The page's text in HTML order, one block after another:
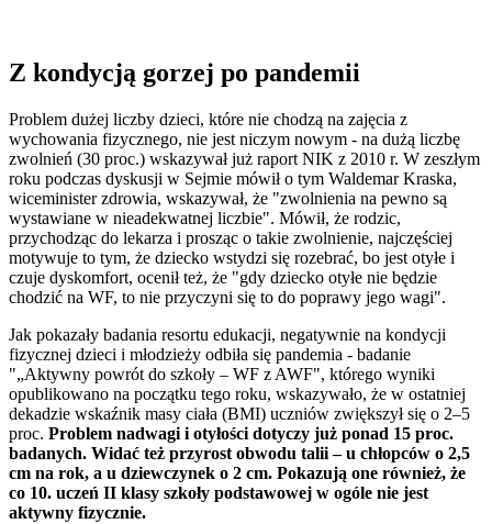
Z kondycją gorzej po pandemii
Problem dużej liczby dzieci, które nie chodzą na zajęcia z
wychowania fizycznego, nie jest niczym nowym - na dużą liczbę
zwolnień (30 proc.) wskazywał już raport NIK z 2010 r. W zeszłym
roku podczas dyskusji w Sejmie mówił o tym Waldemar Kraska,
wiceminister zdrowia, wskazywał, że "zwolnienia na pewno są
wystawiane w nieadekwatnej liczbie". Mówił, że rodzic,
przychodząc do lekarza i prosząc o takie zwolnienie, najczęściej
motywuje to tym, że dziecko wstydzi się rozebrać, bo jest otyłe i
czuje dyskomfort, ocenił też, że "gdy dziecko otyłe nie będzie
chodzić na WF, to nie przyczyni się to do poprawy jego wagi".
Jak pokazały badania resortu edukacji, negatywnie na kondycji
fizycznej dzieci i młodzieży odbiła się pandemia - badanie
"„Aktywny powrót do szkoły – WF z AWF", którego wyniki
opublikowano na początku tego roku, wskazywało, że w ostatniej
dekadzie wskaźnik masy ciała (BMI) uczniów zwiększył się o 2–5
proc. Problem nadwagi i otyłości dotyczy już ponad 15 proc.
badanych. Widać też przyrost obwodu talii – u chłopców o 2,5
cm na rok, a u dziewczynek o 2 cm. Pokazują one również, że
co 10. uczeń II klasy szkoły podstawowej w ogóle nie jest
aktywny fizycznie.